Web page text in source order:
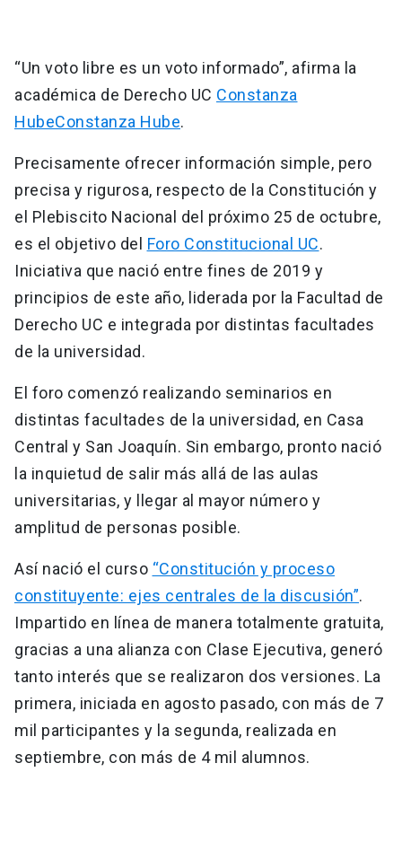
“Un voto libre es un voto informado”, afirma la
académica de Derecho UC Constanza
HubeConstanza Hube.
Precisamente ofrecer información simple, pero
precisa y rigurosa, respecto de la Constitución y
el Plebiscito Nacional del próximo 25 de octubre,
es el objetivo del Foro Constitucional UC.
Iniciativa que nació entre fines de 2019 y
principios de este año, liderada por la Facultad de
Derecho UC e integrada por distintas facultades
de la universidad.
El foro comenzó realizando seminarios en
distintas facultades de la universidad, en Casa
Central y San Joaquín. Sin embargo, pronto nació
la inquietud de salir más allá de las aulas
universitarias, y llegar al mayor número y
amplitud de personas posible.
Así nació el curso “Constitución y proceso
constituyente: ejes centrales de la discusión”.
Impartido en línea de manera totalmente gratuita,
gracias a una alianza con Clase Ejecutiva, generó
tanto interés que se realizaron dos versiones. La
primera, iniciada en agosto pasado, con más de 7
mil participantes y la segunda, realizada en
septiembre, con más de 4 mil alumnos.